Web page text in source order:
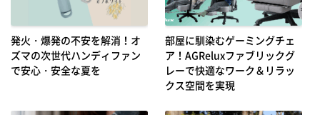
発火・爆発の不安を解消！オ
ズマの次世代ハンディファン
で安心・安全な夏を
部屋に馴染むゲーミングチェ
ア！AGReluxファブリックグ
レーで快適なワーク＆リラッ
クス空間を実現